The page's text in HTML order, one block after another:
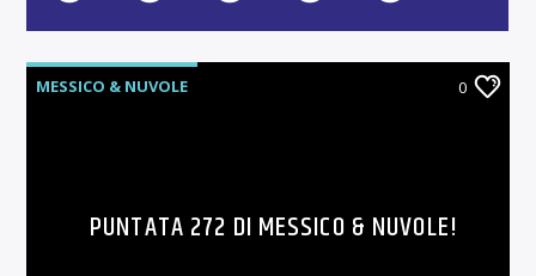
MESSICO & NUVOLE 0
PUNTATA 272 DI MESSICO & NUVOLE!